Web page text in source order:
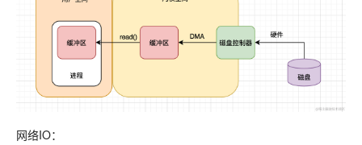
网络IO：